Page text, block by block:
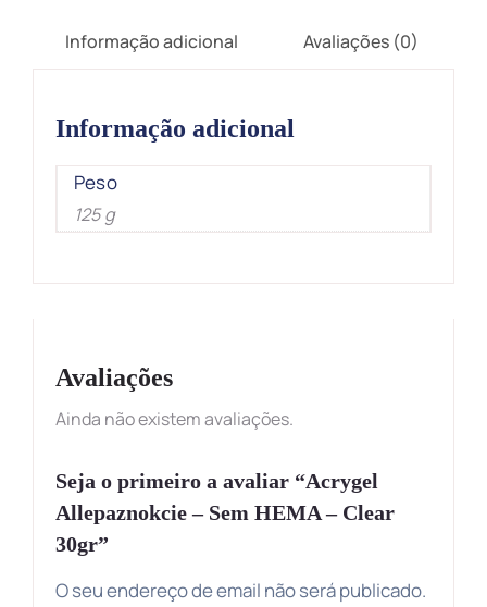
Informação adicional Avaliações (0)
Informação adicional
Peso
125 g
Avaliações
Ainda não existem avaliações.
Seja o primeiro a avaliar “Acrygel
Allepaznokcie – Sem HEMA – Clear
30gr”
O seu endereço de email não será publicado.